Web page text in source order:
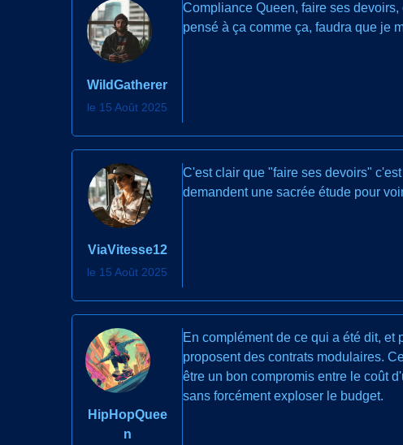
WildGatherer
le 15 Août 2025
Compliance Queen, faire ses
pensé à ça comme ça, faudra que je
ViaVitesse12
le 15 Août 2025
C'est clair que "faire ses devoirs"
demandent une sacrée étude pour
HipHopQuee
n
En complément de ce qui a été dit,
proposent des contrats modulaires.
être un bon compromis entre le coût
sans forcément exploser le budget.